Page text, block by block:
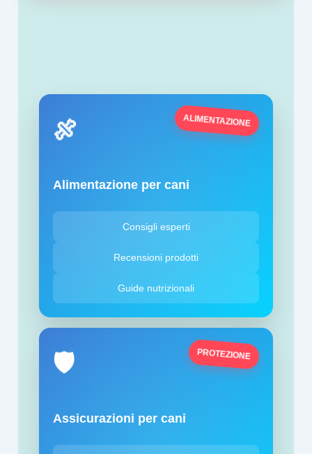
ALIMENTAZIONE
🍖
Alimentazione per cani
Consigli esperti
Recensioni prodotti
Guide nutrizionali
PROTEZIONE
🛡️
Assicurazioni per cani